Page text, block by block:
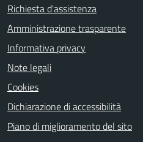
Richiesta d'assistenza
Amministrazione trasparente
Informativa privacy
Note legali
Cookies
Dichiarazione di accessibilità
Piano di miglioramento del sito